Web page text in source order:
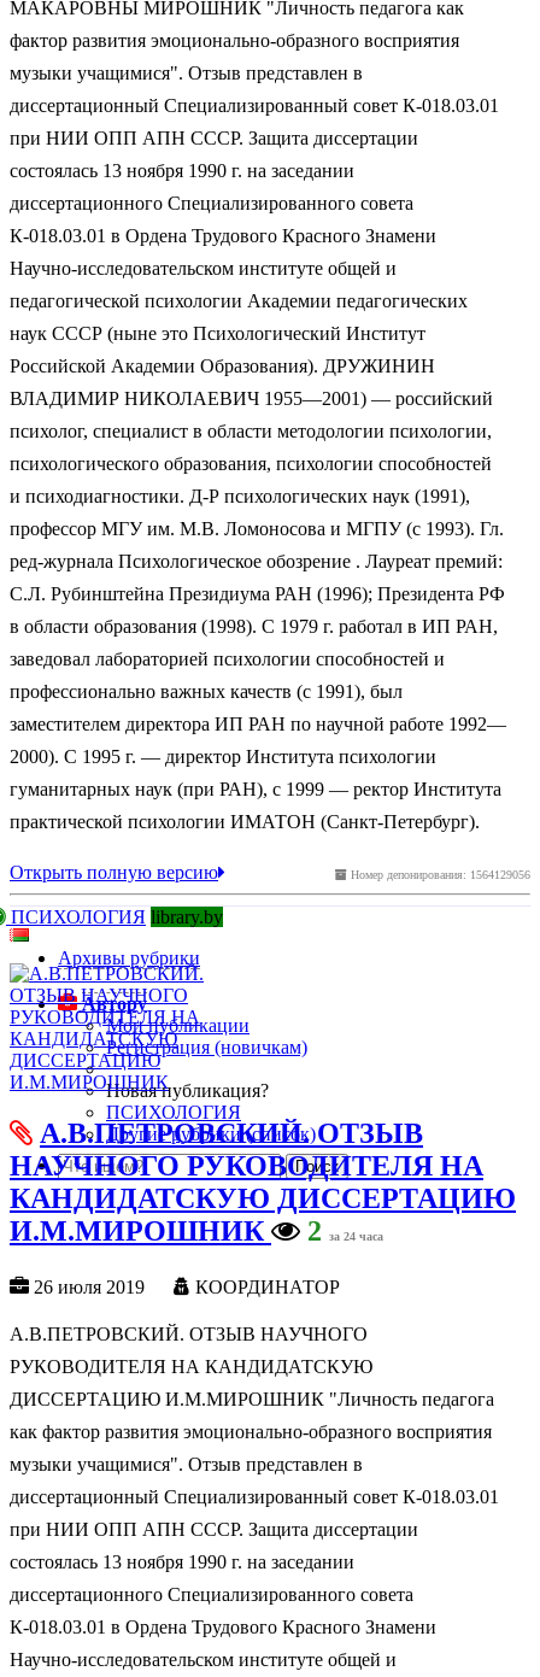
МАКАРОВНЫ МИРОШНИК "Личность педагога как
фактор развития эмоционально-образного восприятия
музыки учащимися". Отзыв представлен в
диссертационный Специализированный совет К-018.03.01
при НИИ ОПП АПН СССР. Защита диссертации
состоялась 13 ноября 1990 г. на заседании
диссертационного Специализированного совета
К-018.03.01 в Ордена Трудового Красного Знамени
Научно-исследовательском институте общей и
педагогической психологии Академии педагогических
наук СССР (ныне это Психологический Институт
Российской Академии Образования). ДРУЖИНИН
ВЛАДИМИР НИКОЛАЕВИЧ 1955—2001) — российский
психолог, специалист в области методологии психологии,
психологического образования, психологии способностей
и психодиагностики. Д-Р психологических наук (1991),
профессор МГУ им. М.В. Ломоносова и МГПУ (с 1993). Гл.
ред-журнала Психологическое обозрение . Лауреат премий:
С.Л. Рубинштейна Президиума РАН (1996); Президента РФ
в области образования (1998). С 1979 г. работал в ИП РАН,
заведовал лабораторией психологии способностей и
профессионально важных качеств (с 1991), был
заместителем директора ИП РАН по научной работе 1992—
2000). С 1995 г. — директор Института психологии
гуманитарных наук (при РАН), с 1999 — ректор Института
практической психологии ИМАТОН (Санкт-Петербург).
Номер депонирования: 1564129056
Открыть полную версию
ПСИХОЛОГИЯ library.by
Архивы рубрики
Автору
Мои публикации
Регистрация (новичкам)
Новая публикация?
ПСИХОЛОГИЯ
Другие рубрики (список)
А.В.ПЕТРОВСКИЙ. ОТЗЫВ
НАУЧНОГО РУКОВОДИТЕЛЯ НА
КАНДИДАТСКУЮ ДИССЕРТАЦИЮ
И.М.МИРОШНИК
2 за 24 часа
26 июля 2019 КООРДИНАТОР
А.В.ПЕТРОВСКИЙ. ОТЗЫВ НАУЧНОГО
РУКОВОДИТЕЛЯ НА КАНДИДАТСКУЮ
ДИССЕРТАЦИЮ И.М.МИРОШНИК "Личность педагога
как фактор развития эмоционально-образного восприятия
музыки учащимися". Отзыв представлен в
диссертационный Специализированный совет К-018.03.01
при НИИ ОПП АПН СССР. Защита диссертации
состоялась 13 ноября 1990 г. на заседании
диссертационного Специализированного совета
К-018.03.01 в Ордена Трудового Красного Знамени
Научно-исследовательском институте общей и